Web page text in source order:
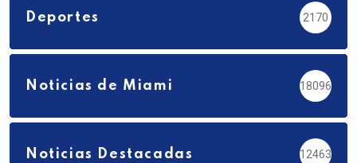
Deportes 2170
Noticias de Miami 18096
Noticias Destacadas 12463